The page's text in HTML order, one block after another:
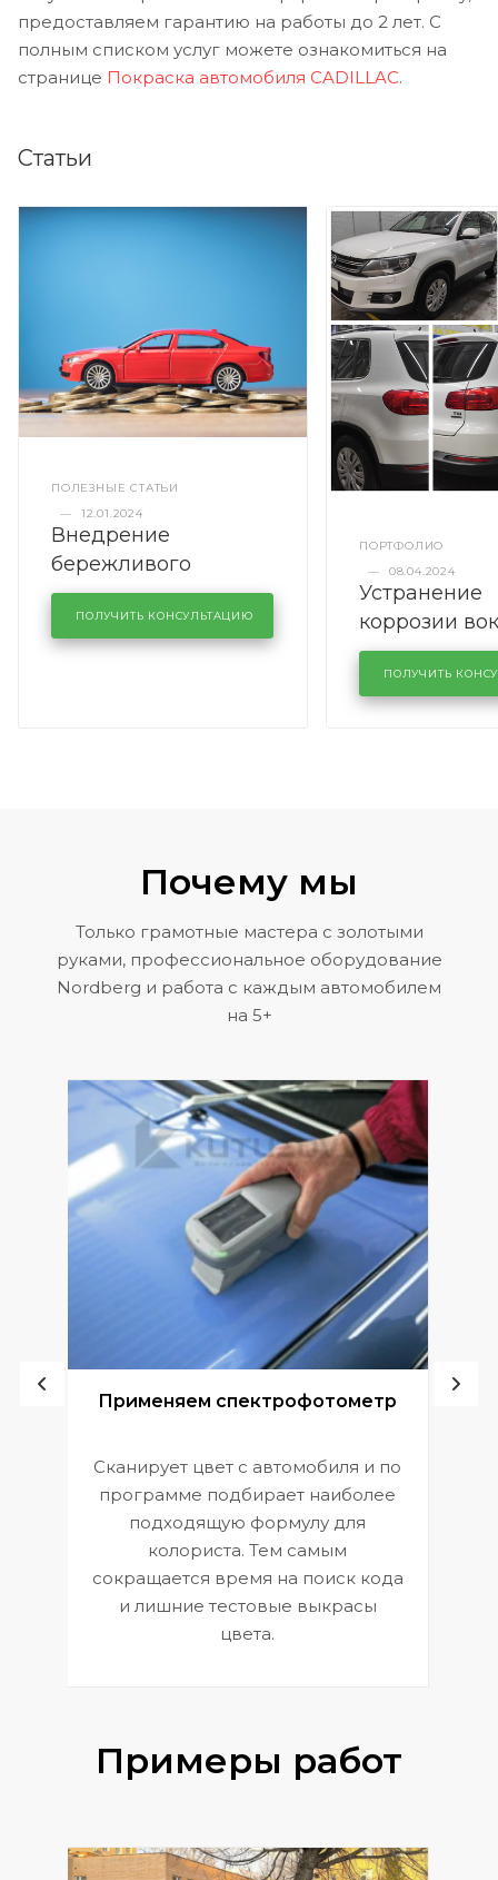
предоставляем гарантию на работы до 2 лет. С
полным списком услуг можете ознакомиться на
странице Покраска автомобиля CADILLAC.
Статьи
ПОЛЕЗНЫЕ СТАТЬИ
—
12.01.2024
Внедрение
бережливого
производства в
кузовном сервисе
KUTUZOVV
ПОЛУЧИТЬ КОНСУЛЬТАЦИЮ
ПОРТФОЛИО
—
08.04.2024
Устранение
коррозии
лобового
районе
Volkswagen
ПОЛУЧИТЬ
Почему мы
Только грамотные мастера с золотыми
руками, профессиональное оборудование
Nordberg и работа с каждым автомобилем
на 5+
Применяем спектрофотометр
Сканирует цвет с автомобиля и по
программе подбирает наиболее
подходящую формулу для
колориста. Тем самым
сокращается время на поиск кода
и лишние тестовые выкрасы
цвета.
Примеры работ